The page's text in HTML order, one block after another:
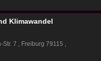
Klimawandel
Str. 7
Freiburg 79115